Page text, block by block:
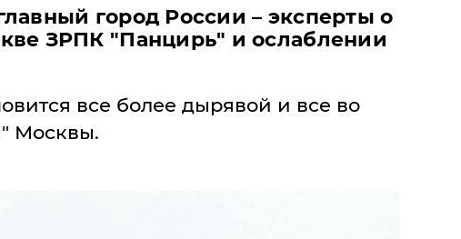
город России – эксперты о
ЗРПК "Панцирь" и ослаблении
все более дырявой и все во
Москвы.